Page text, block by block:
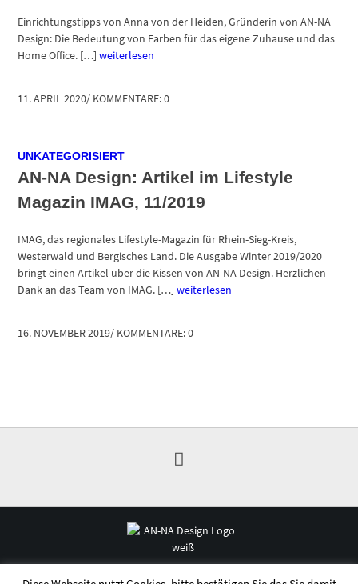
Einrichtungstipps von Anna von der Heiden, Gründerin von AN-NA
Design: Die Bedeutung von Farben für das eigene Zuhause und das
Home Office. […]weiterlesen
11. APRIL 2020/ KOMMENTARE: 0
UNKATEGORISIERT
AN-NA Design: Artikel im Lifestyle
Magazin IMAG, 11/2019
IMAG, das regionales Lifestyle-Magazin für Rhein-Sieg-Kreis,
Westerwald und Bergisches Land. Die Ausgabe Winter 2019/2020
bringt einen Artikel über die Kissen von AN-NA Design. Herzlichen
Dank an das Team von IMAG. […]weiterlesen
16. NOVEMBER 2019/ KOMMENTARE: 0